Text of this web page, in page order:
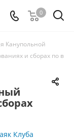
0
Канупольной
и сборах по в